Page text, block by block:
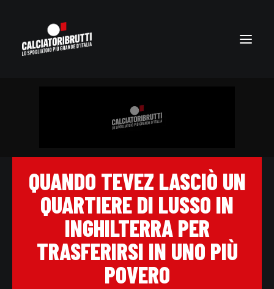
QUANDO TEVEZ LASCIÒ UN
QUARTIERE DI LUSSO IN
INGHILTERRA PER
TRASFERIRSI IN UNO PIÙ
POVERO